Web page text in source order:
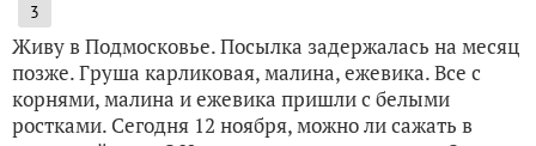
3
Живу в Подмосковье. Посылка задержалась на месяц
позже. Груша карликовая, малина, ежевика. Все с
корнями, малина и ежевика пришли с белыми
ростками. Сегодня 12 ноября, можно ли сажать в